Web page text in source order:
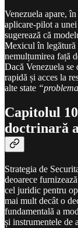
Venezuela apare,
aplicare-pilot a
sugerează că
Mexicul în legătură
nemulțumirea față
Dacă Venezuela se
rapidă și acces la
alte state
Capitolul
doctrinară
Strategia de
deoarece
cel juridic pentru
mai mult decât o
fundamentală a
și instrumentele de